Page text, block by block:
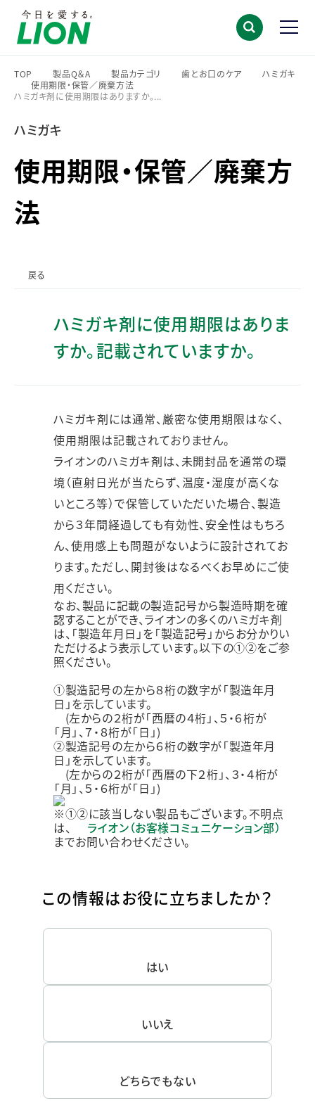
TOP
>
製品Q＆A
>
製品カテゴリ
歯とお口のケア
ハミガキ
>
使用期限・保管／廃棄方法
>
ハミガキ剤に使用期限はありますか。...
ハミガキ
使用期限・保管／廃棄方
法
戻る
ハミガキ剤に使用期限はありま
すか。記載されていますか。
ハミガキ剤には通常、厳密な使用期限はなく、
使用期限は記載されておりません。
ライオンのハミガキ剤は、未開封品を通常の環
境（直射日光が当たらず、温度・湿度が高くな
いところ等）で保管していただいた場合、製造
から３年間経過しても有効性、安全性はもちろ
ん、使用感上も問題がないように設計されてお
ります。ただし、開封後はなるべくお早めにご使
用ください。
なお、製品に記載の製造記号から製造時期を確
認することができ、ライオンの多くのハミガキ剤
は、「製造年月日」を「製造記号」からお分かりい
ただけるよう表示しています。以下の①②をご参
照ください。
①製造記号の左から８桁の数字が「製造年月
日」を示しています。
(左からの２桁が「西暦の４桁」、５・６桁が
「月」、７・８桁が「日」)
②製造記号の左から６桁の数字が「製造年月
日」を示しています。
(左からの２桁が「西暦の下２桁」、３・４桁が
「月」、５・６桁が「日」)
※①②に該当しない製品もございます。不明点
は、
ライオン（お客様コミュニケーション部）
までお問い合わせください。
この情報はお役に立ちましたか？
はい
いいえ
どちらでもない